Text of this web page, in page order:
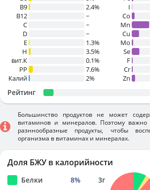
B9
2.4%
B12
~
C
~
D
~
E
1.3%
H
3.5%
вит.К
0.1%
PP
7.6%
Калий
2%
I
Co
Mn
Cu
Mo
Se
F
Cr
Zn
Рейтинг
Большинство продуктов не может
витаминов и минералов. Поэтому важно
разннообразные продукты, чтобы
организма в витаминах и минералах.
Доля БЖУ в калорийности
Белки 8% 3г